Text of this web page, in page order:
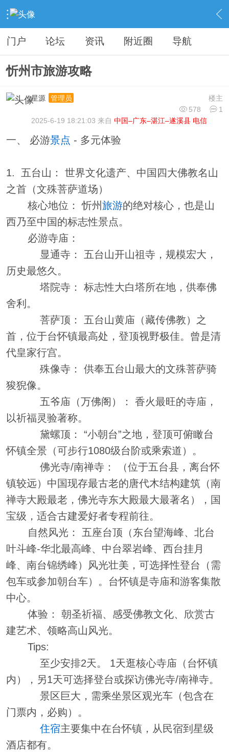
› 分类信息 › 旅游攻略 › 内容
门户 论坛 资讯 附近圈 导航
忻州市旅游攻略
楼主
星源
管理员
578
1
2025-6-19 18:21:03 来自 中国–广东–湛江–遂溪县 电信
一、 必游景点 - 多元体验
1. 五台山： 世界文化遗产、中国四大佛教名山
之首（文殊菩萨道场）
核心地位： 忻州旅游的绝对核心，也是山
西乃至中国的标志性景点。
必游寺庙：
显通寺： 五台山开山祖寺，规模宏大，
历史最悠久。
塔院寺： 标志性大白塔所在地，供奉佛
舍利。
菩萨顶： 五台山黄庙（藏传佛教）之
首，位于台怀镇最高处，登顶视野极佳。曾是清
代皇家行宫。
殊像寺： 供奉五台山最大的文殊菩萨骑
狻猊像。
五爷庙（万佛阁）： 香火最旺的寺庙，
以祈福灵验著称。
黛螺顶： “小朝台”之地，登顶可俯瞰台
怀镇全景（可步行1080级台阶或乘索道）。
佛光寺/南禅寺： （位于五台县，离台怀
镇较远）中国现存最古老的唐代木结构建筑（南
禅寺大殿最老，佛光寺东大殿最大最著名），国
宝级，适合古建爱好者专程前往。
自然风光： 五座台顶（东台望海峰、北台
叶斗峰-华北最高峰、中台翠岩峰、西台挂月
峰、南台锦绣峰）风光壮美，可选择性登台（需
包车或参加朝台车）。台怀镇是寺庙和游客集散
中心。
体验： 朝圣祈福、感受佛教文化、欣赏古
建艺术、领略高山风光。
Tips:
至少安排2天。 1天逛核心寺庙（台怀镇
内），另1天可选择登台或探访佛光寺/南禅寺。
景区巨大，需乘坐景区观光车（包含在
门票内，必购）。
住宿主要集中在台怀镇，从民宿到星级
酒店都有。